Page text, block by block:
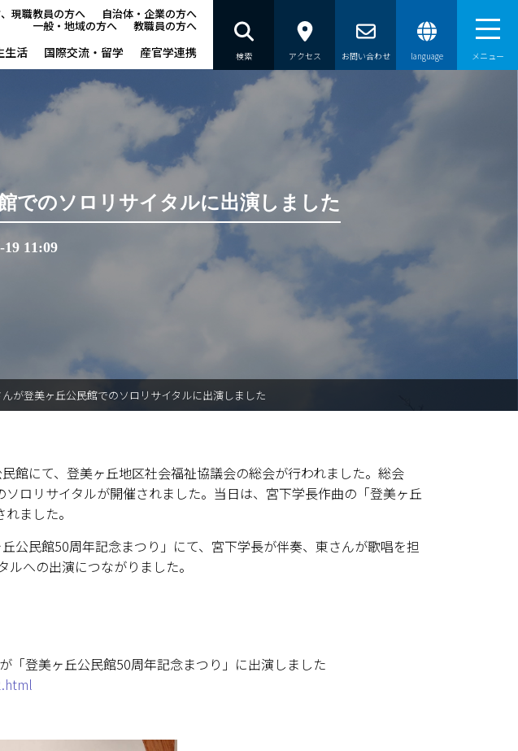
現職教員の方へ 自治体・企業の方へ
一般・地域の方へ 教職員の方へ
生活 国際交流・留学 産官学連携 検索 アクセス お問い合わせ language メニュー
本学で学びたい方へ
在学生の方へ
自治体・企業の方へ
入試情報
教育・学生生活
産官学連携
教育資料館
でのソロリサイタルに出演しました
11:09
が登美ヶ丘公民館でのソロリサイタルに出演しました
館にて、登美ヶ丘地区社会福祉協議会の総会が行われました。総会
ロリサイタルが開催されました。当日は、宮下学長作曲の「登美ヶ丘
ました。
公民館50周年記念まつり」にて、宮下学長が伴奏、東さんが歌唱を担
への出演につながりました。
「登美ヶ丘公民館50周年記念まつり」に出演しました